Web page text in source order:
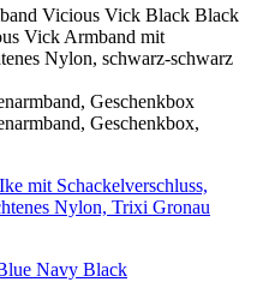
Navy Black